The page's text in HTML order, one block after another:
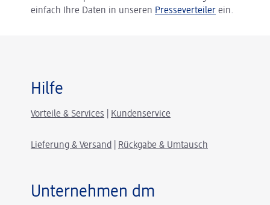
einfach Ihre Daten in unseren Presseverteiler ein.
Hilfe
Vorteile & Services Kundenservice
Lieferung & Versand Rückgabe & Umtausch
Unternehmen dm